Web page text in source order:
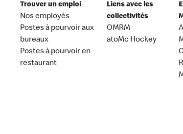
Trouver un emploi
Nos employés
Postes à pourvoir aux
bureaux
Postes à pourvoir en
restaurant
Liens avec les
collectivités
OMRM
atoMc Hockey